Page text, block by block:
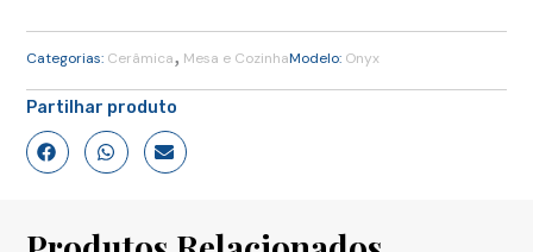
Categorias: Cerâmica, Mesa e CozinhaModelo: Onyx
Partilhar produto